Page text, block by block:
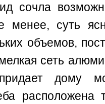
сочла
менее, суть
объемов,
мелкая сеть
дому
расположена